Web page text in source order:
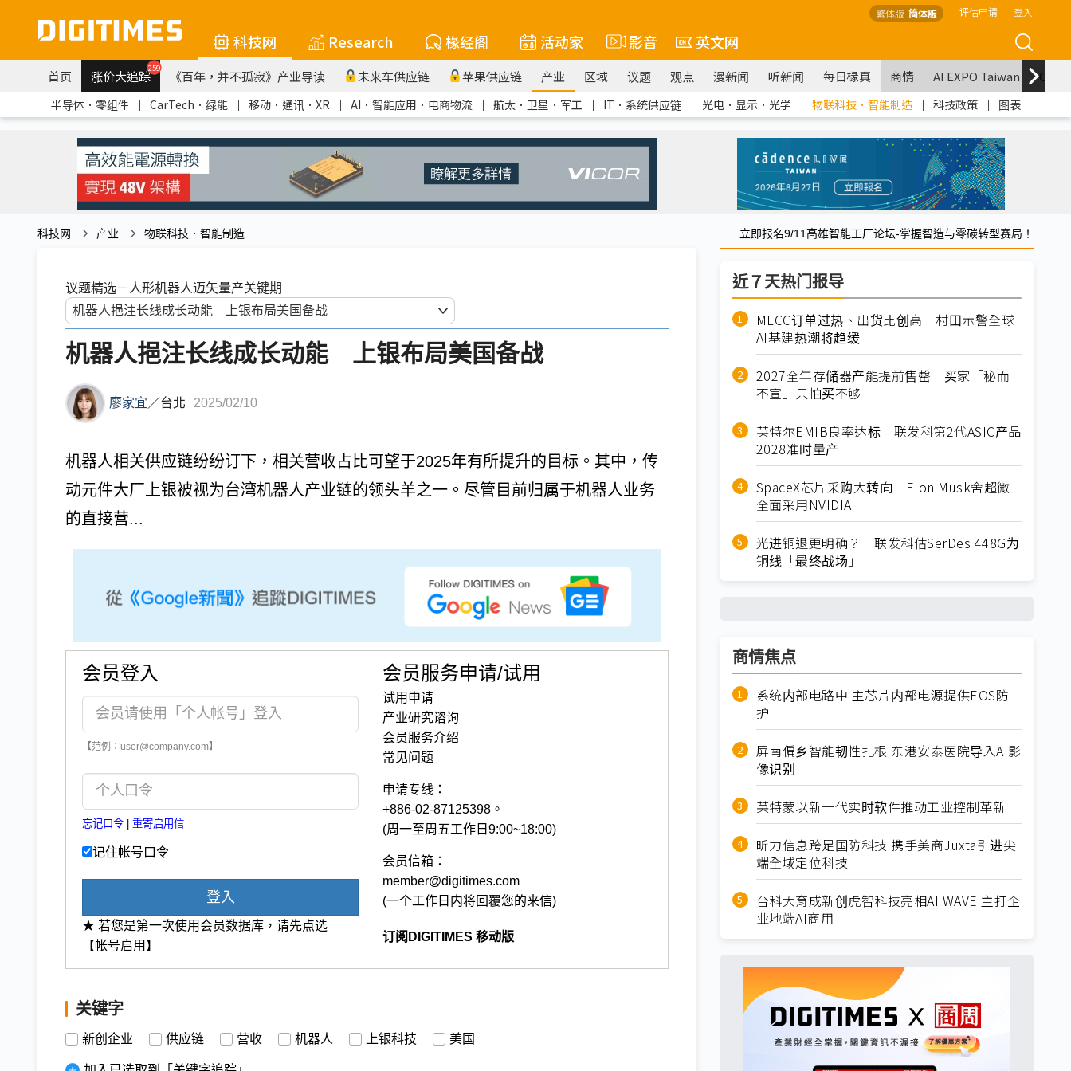
繁体版 简体版 评估申请 登入
科技网 Research 椽经阁 活动家 影音 英文网
首页 涨价大追踪259 《百年，并不孤寂》产业导读 未来车供应链 苹果供应链 产业 区域 议题 观点 漫新闻 听新闻 每日椽真 商情 AI EXPO Taiwan
半导体．零组件 ｜ CarTech．绿能 ｜ 移动．通讯．XR ｜ AI．智能应用．电商物流 ｜ 航太．卫星．军工 ｜ IT．系统供应链 ｜ 光电．显示．光学 ｜ 物联科技．智能制造 ｜ 科技政策 ｜ 图表
科技网 产业 物联科技．智能制造 立即报名9/11高雄智能工厂论坛-掌握智造与零碳转型赛局！
议题精选－人形机器人迈矢量产关键期
机器人挹注长线成长动能 上银布局美国备战
廖家宜 ／台北 2025/02/10
机器人相关供应链纷纷订下，相关营收占比可望于2025年有所提升的目标。其中，传
动元件大厂上银被视为台湾机器人产业链的领头羊之一。尽管目前归属于机器人业务
的直接营...
会员登入
【范例：user@company.com】
忘记口令 重寄启用信
记住帐号口令
登入
★ 若您是第一次使用会员数据库，请先点选
【帐号启用】
会员服务申请/试用
试用申请
产业研究谘询
会员服务介绍
常见问题
申请专线：
+886-02-87125398。
(周一至周五工作日9:00~18:00)
会员信箱：
member@digitimes.com
(一个工作日内将回覆您的来信)
订阅DIGITIMES 移动版
关键字
新创企业 供应链 营收 机器人 上银科技 美国
近７天热门报导
MLCC订单过热、出货比创高 村田示警全球
AI基建热潮将趋缓
2027全年存储器产能提前售罄 买家「秘而
不宣」只怕买不够
英特尔EMIB良率达标 联发科第2代ASIC产品
2028准时量产
SpaceX芯片采购大转向 Elon Musk舍超微
全面采用NVIDIA
光进铜退更明确？ 联发科估SerDes 448G为
铜线「最终战场」
商情焦点
系统内部电路中 主芯片内部电源提供EOS防
护
屏南偏乡智能韧性扎根 东港安泰医院导入AI影
像识别
英特蒙以新一代实时软件推动工业控制革新
昕力信息跨足国防科技 携手美商Juxta引进尖
端全域定位科技
台科大育成新创虎智科技亮相AI WAVE 主打企
业地端AI商用